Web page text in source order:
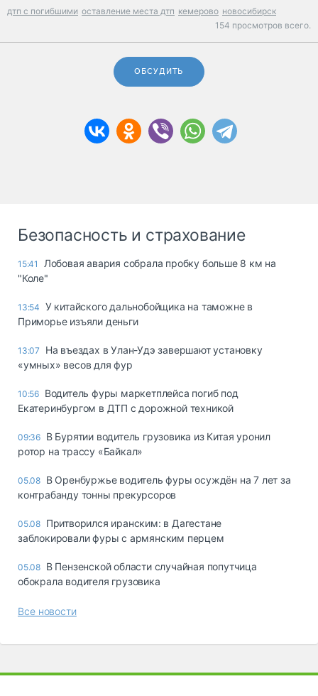
дтп с погибшими оставление места дтп кемерово новосибирск
154 просмотров всего.
ОБСУДИТЬ
Безопасность и страхование
15:41
Лобовая авария собрала пробку больше 8 км на
"Коле"
13:54 У китайского дальнобойщика на таможне в
Приморье изъяли деньги
13:07
Ha въeздax в Улaн-Удэ зaвepшaют ycтaнoвкy
«yмныx» вecoв для фyp
10:56 Водитель фуры маркетплейса погиб под
Екатеринбургом в ДТП с дорожной техникой
09:36 В Бурятии водитель грузовика из Китая уронил
ротор на трассу «Байкал»
05.08 В Оренбуржье водитель фуры осуждён на 7 лет за
контрабанду тонны прекурсоров
05.08 Притворился иранским: в Дагестане
заблокировали фуры с армянским перцем
05.08 В Пензенской области случайная попутчица
обокрала водителя грузовика
Все новости